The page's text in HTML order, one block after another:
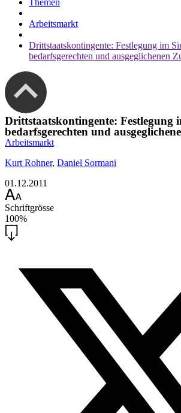
Themen
Arbeitsmarkt
Drittstaatskontingente: Festlegung im
bedarfsgerechten und ausgeglichenen
Drittstaatskontingente: Festlegung
bedarfsgerechten und
Arbeitsmarkt
Kurt Rohner, Daniel Sormani
01.12.2011
Schriftgrösse
100%